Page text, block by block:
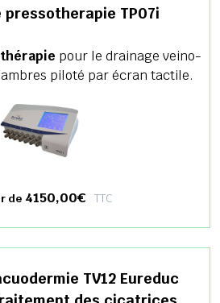
pressotherapie TP07i
pour le drainage veino-
piloté par écran tactile.
de 4150,00€ TTC
TV12 Eureduc